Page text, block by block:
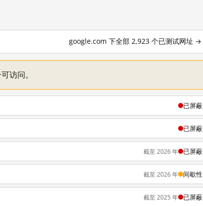
google.com 下全部 2,923 个已测试网址 →
访问。
已屏蔽
已屏蔽
截至 2026 年 已屏蔽
截至 2026 年 间歇性
截至 2025 年 已屏蔽